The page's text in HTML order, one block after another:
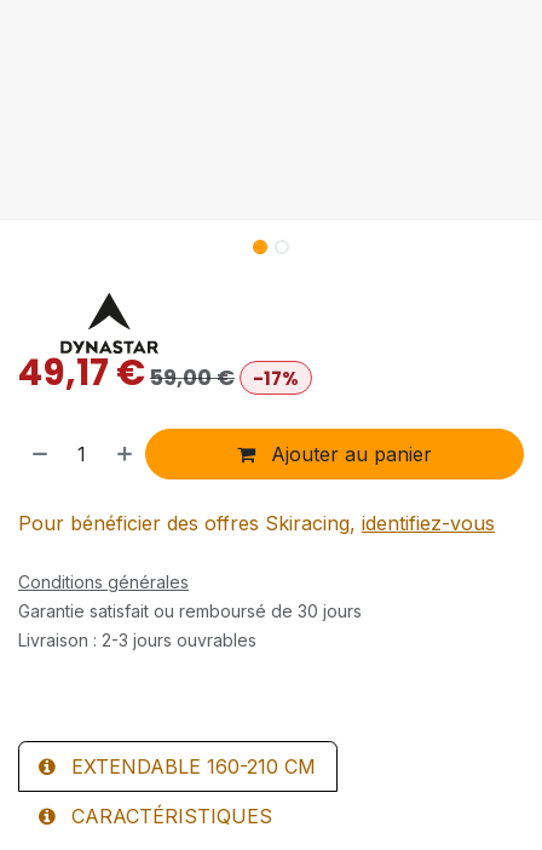
49,17€59,00€ -17%
Ajouter au panier
Pour bénéficier des offres Skiracing, identifiez-vous
Conditions générales
Garantie satisfait ou remboursé de 30 jours
Livraison : 2-3 jours ouvrables
EXTENDABLE 160-210 CM
CARACTÉRISTIQUES